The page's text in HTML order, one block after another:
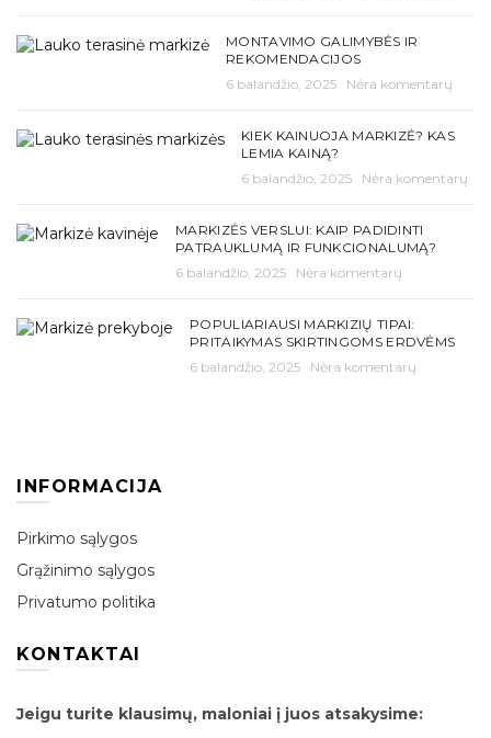
MONTAVIMO GALIMYBĖS IR
REKOMENDACIJOS
6 balandžio, 2025
Nėra komentarų
KIEK KAINUOJA MARKIZĖ? KAS
LEMIA KAINĄ?
6 balandžio, 2025
Nėra komentarų
MARKIZĖS VERSLUI: KAIP PADIDINTI
PATRAUKLUMĄ IR FUNKCIONALUMĄ?
6 balandžio, 2025
Nėra komentarų
POPULIARIAUSI MARKIZIŲ TIPAI:
PRITAIKYMAS SKIRTINGOMS ERDVĖMS
6 balandžio, 2025
Nėra komentarų
INFORMACIJA
Pirkimo sąlygos
Grąžinimo sąlygos
Privatumo politika
KONTAKTAI
Jeigu turite klausimų, maloniai į juos atsakysime: